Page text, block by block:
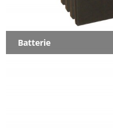
Batterie